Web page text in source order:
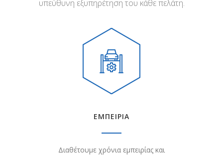
υπεύθυνη εξυπηρέτηση του κάθε πελάτη.
ΕΜΠΕΙΡΙΑ
Διαθέτουμε χρόνια εμπειρίας και